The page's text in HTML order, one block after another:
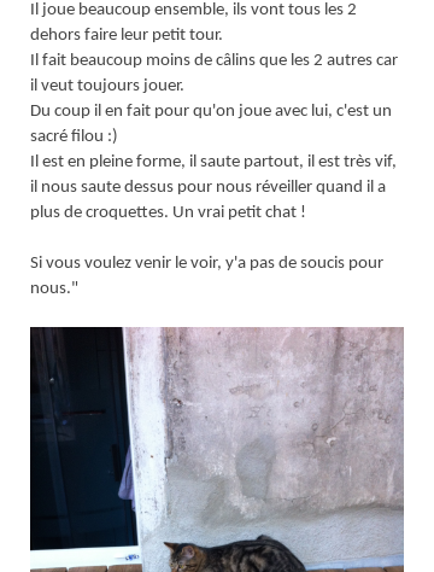
Il joue beaucoup ensemble, ils vont tous les 2
dehors faire leur petit tour.
Il fait beaucoup moins de câlins que les 2 autres car
il veut toujours jouer.
Du coup il en fait pour qu'on joue avec lui, c'est un
sacré filou :)
Il est en pleine forme, il saute partout, il est très vif,
il nous saute dessus pour nous réveiller quand il a
plus de croquettes. Un vrai petit chat !
Si vous voulez venir le voir, y'a pas de soucis pour
nous."